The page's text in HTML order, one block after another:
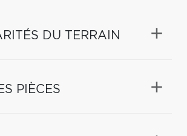
DU TERRAIN
PIÈCES